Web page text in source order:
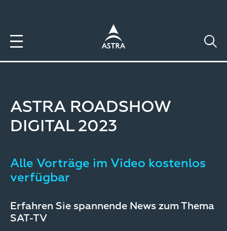
ASTRA ROADSHOW
DIGITAL 2023
Alle Vorträge im Video kostenlos
verfügbar
Erfahren Sie spannende News zum Thema
SAT-TV